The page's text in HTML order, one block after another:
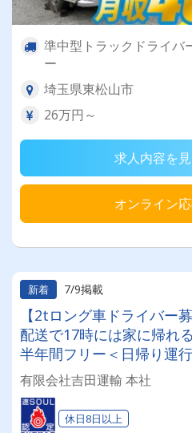
準中型トラックドライバ
ー
埼玉県東松山市
26万円～
求人内容を
オンライン
新着 7/9掲載
【2tロング車ドライバー
配送で17時には家に帰れ
半年間フリー＜日帰り運
有限会社吉田運輸 本社
休日8日以上